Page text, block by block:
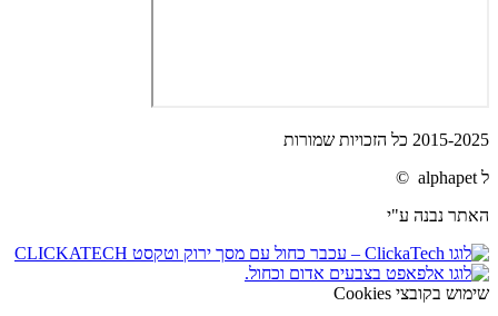
2015-2025 כל הזכויות שמורות
ל alphapet ©
האתר נבנה ע"י
שימוש בקובצי Cookies